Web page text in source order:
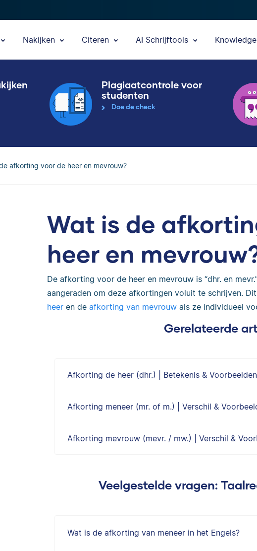
Nakijken Citeren AI Schrijftools
Plagiaatcontrole voor
studenten
Doe de check
afkorting voor de heer en mevrouw?
Wat is de
heer en
De afkorting voor de heer en mevrouw is “dhr. en
aangeraden om deze afkortingen voluit te schrijven.
heeren de afkorting van mevrouwals ze individueel
Gerelateerde
Afkorting de heer (dhr.) | Betekenis & Voorbeelden
Afkorting meneer (mr. of m.) | Verschil &
Afkorting mevrouw (mevr. / mw.) | Verschil &
Veelgestelde vragen:
Wat is de afkorting van meneer in het Engels?